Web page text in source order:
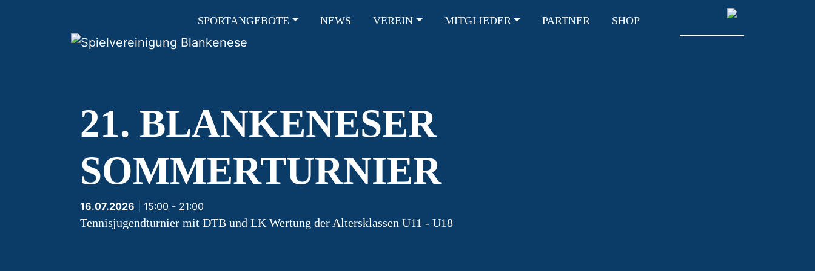
HAUPTNAVIGATION
SPORTANGEBOTE NEWS VEREIN MITGLIEDER PARTNER SHOP
21. BLANKENESER
SOMMERTURNIER
16.07.2026 | 15:00 - 21:00
Tennisjugendturnier mit DTB und LK Wertung der Altersklassen U11 - U18